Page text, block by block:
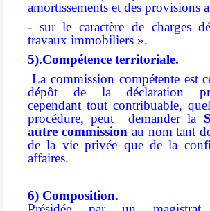
amortissements et des provisions
- sur le caractère de charges
travaux immobiliers ».
5).Compétence territoriale.
La commission compétente est
dépôt de la déclaration
cependant tout contribuable,
procédure, peut demander la
autre commission au nom tant
de la vie privée que de la
affaires.
6) Composition.